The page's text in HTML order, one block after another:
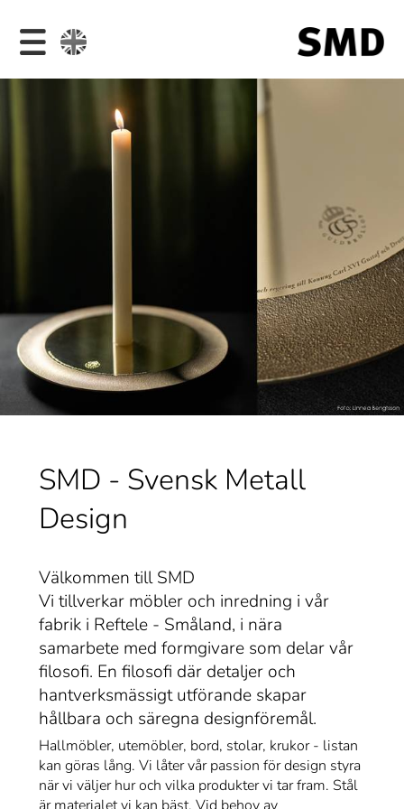
SMD - Svensk Metall
Design
Välkommen till SMD
Vi tillverkar möbler och inredning i vår
fabrik i Reftele - Småland, i nära
samarbete med formgivare som delar vår
filosofi. En filosofi där detaljer och
hantverksmässigt utförande skapar
hållbara och säregna designföremål.
Hallmöbler, utemöbler, bord, stolar, krukor - listan
kan göras lång. Vi låter vår passion för design styra
när vi väljer hur och vilka produkter vi tar fram. Stål